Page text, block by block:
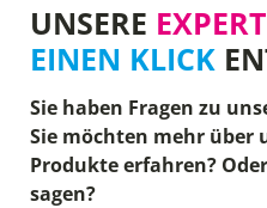
UNSERE
EINEN KLICK
Sie haben Fragen zu
Sie möchten mehr über
Produkte erfahren?
sagen?